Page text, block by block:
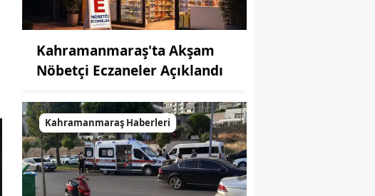
Kahramanmaraş'ta Akşam
Nöbetçi Eczaneler Açıklandı
Kahramanmaraş Haberleri